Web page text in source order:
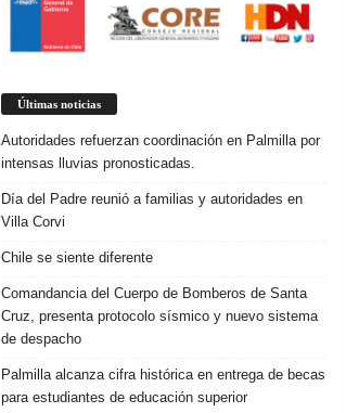
Últimas noticias
Autoridades refuerzan coordinación en Palmilla por
intensas lluvias pronosticadas.
Día del Padre reunió a familias y autoridades en
Villa Corvi
Chile se siente diferente
Comandancia del Cuerpo de Bomberos de Santa
Cruz, presenta protocolo sísmico y nuevo sistema
de despacho
Palmilla alcanza cifra histórica en entrega de becas
para estudiantes de educación superior